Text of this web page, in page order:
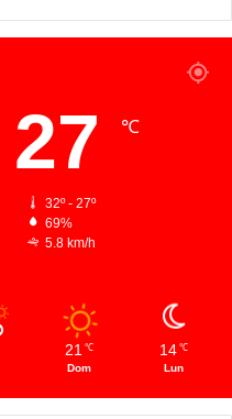
27 ℃
32º - 27º
69%
5.8 km/h
21 ℃
Dom
14 ℃
Lun